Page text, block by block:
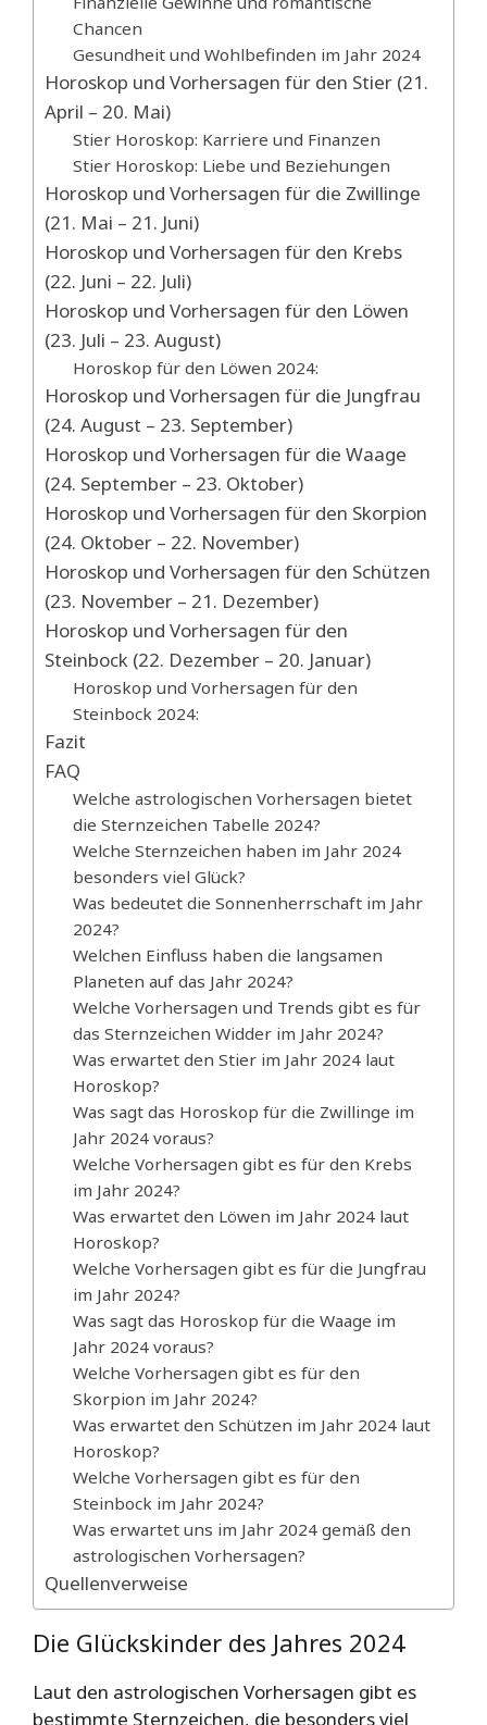
Chancen
Gesundheit und Wohlbefinden im Jahr 2024
Horoskop und Vorhersagen für den Stier (21.
April – 20. Mai)
Stier Horoskop: Karriere und Finanzen
Stier Horoskop: Liebe und Beziehungen
Horoskop und Vorhersagen für die Zwillinge
(21. Mai – 21. Juni)
Horoskop und Vorhersagen für den Krebs
(22. Juni – 22. Juli)
Horoskop und Vorhersagen für den Löwen
(23. Juli – 23. August)
Horoskop für den Löwen 2024:
Horoskop und Vorhersagen für die Jungfrau
(24. August – 23. September)
Horoskop und Vorhersagen für die Waage
(24. September – 23. Oktober)
Horoskop und Vorhersagen für den Skorpion
(24. Oktober – 22. November)
Horoskop und Vorhersagen für den Schützen
(23. November – 21. Dezember)
Horoskop und Vorhersagen für den
Steinbock (22. Dezember – 20. Januar)
Horoskop und Vorhersagen für den
Steinbock 2024:
Fazit
FAQ
Welche astrologischen Vorhersagen bietet
die Sternzeichen Tabelle 2024?
Welche Sternzeichen haben im Jahr 2024
besonders viel Glück?
Was bedeutet die Sonnenherrschaft im Jahr
2024?
Welchen Einfluss haben die langsamen
Planeten auf das Jahr 2024?
Welche Vorhersagen und Trends gibt es für
das Sternzeichen Widder im Jahr 2024?
Was erwartet den Stier im Jahr 2024 laut
Horoskop?
Was sagt das Horoskop für die Zwillinge im
Jahr 2024 voraus?
Welche Vorhersagen gibt es für den Krebs
im Jahr 2024?
Was erwartet den Löwen im Jahr 2024 laut
Horoskop?
Welche Vorhersagen gibt es für die Jungfrau
im Jahr 2024?
Was sagt das Horoskop für die Waage im
Jahr 2024 voraus?
Welche Vorhersagen gibt es für den
Skorpion im Jahr 2024?
Was erwartet den Schützen im Jahr 2024 laut
Horoskop?
Welche Vorhersagen gibt es für den
Steinbock im Jahr 2024?
Was erwartet uns im Jahr 2024 gemäß den
astrologischen Vorhersagen?
Quellenverweise
Die Glückskinder des Jahres 2024
Laut den astrologischen Vorhersagen gibt es
bestimmte Sternzeichen, die besonders viel